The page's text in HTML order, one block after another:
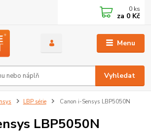
Menu
Vyhledat
0 ks
za 0 Kč
LBP série Canon i-Sensys LBP5050N
LBP5050N